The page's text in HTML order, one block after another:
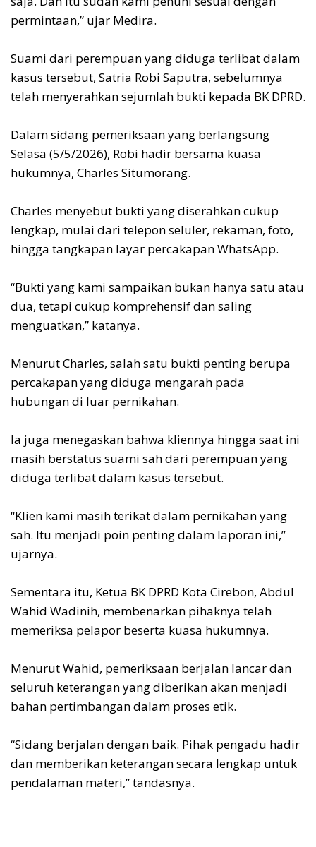
permintaan,” ujar Medira.
‎Suami dari perempuan yang diduga terlibat dalam
kasus tersebut, Satria Robi Saputra, sebelumnya
telah menyerahkan sejumlah bukti kepada BK DPRD.
‎Dalam sidang pemeriksaan yang berlangsung
Selasa (5/5/2026), Robi hadir bersama kuasa
hukumnya, Charles Situmorang.
‎Charles menyebut bukti yang diserahkan cukup
lengkap, mulai dari telepon seluler, rekaman, foto,
hingga tangkapan layar percakapan WhatsApp.
‎“Bukti yang kami sampaikan bukan hanya satu atau
dua, tetapi cukup komprehensif dan saling
menguatkan,” katanya.
‎Menurut Charles, salah satu bukti penting berupa
percakapan yang diduga mengarah pada
hubungan di luar pernikahan.
‎Ia juga menegaskan bahwa kliennya hingga saat ini
masih berstatus suami sah dari perempuan yang
diduga terlibat dalam kasus tersebut.
‎“Klien kami masih terikat dalam pernikahan yang
sah. Itu menjadi poin penting dalam laporan ini,”
ujarnya.
‎Sementara itu, Ketua BK DPRD Kota Cirebon, Abdul
Wahid Wadinih, membenarkan pihaknya telah
memeriksa pelapor beserta kuasa hukumnya.
‎Menurut Wahid, pemeriksaan berjalan lancar dan
seluruh keterangan yang diberikan akan menjadi
bahan pertimbangan dalam proses etik.
‎“Sidang berjalan dengan baik. Pihak pengadu hadir
dan memberikan keterangan secara lengkap untuk
pendalaman materi,” tandasnya.